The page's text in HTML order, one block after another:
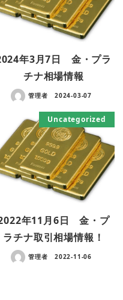
年3月7日 金・プラ
チナ相場情報
管理者 2024-03-07
Uncategorized
年11月6日 金・プ
ラチナ取引相場情報！
管理者 2022-11-06